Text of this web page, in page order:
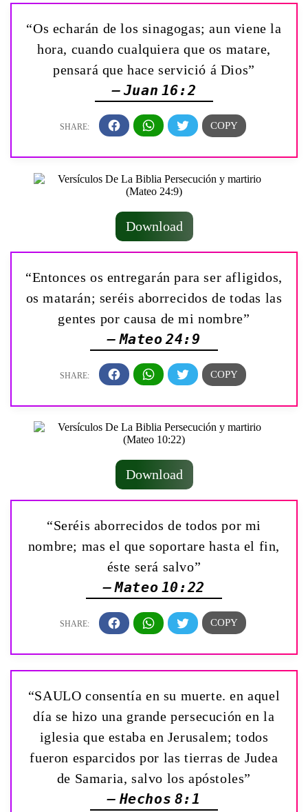
“Os echarán de los sinagogas; aun viene la
hora, cuando cualquiera que os matare,
pensará que hace servició á Dios”
— Juan 16:2
Download
“Entonces os entregarán para ser afligidos,
os matarán; seréis aborrecidos de todas las
gentes por causa de mi nombre”
— Mateo 24:9
Download
“Seréis aborrecidos de todos por mi
nombre; mas el que soportare hasta el fin,
éste será salvo”
— Mateo 10:22
“SAULO consentía en su muerte. en aquel
día se hizo una grande persecución en la
iglesia que estaba en Jerusalem; todos
fueron esparcidos por las tierras de Judea
de Samaria, salvo los apóstoles”
— Hechos 8:1